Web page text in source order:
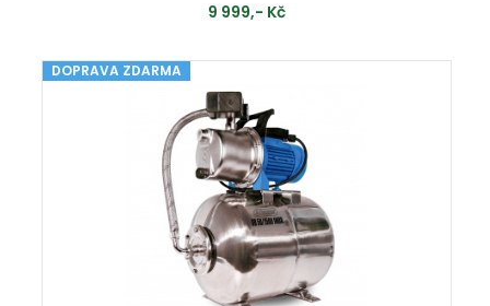
9 999,- Kč
DOPRAVA ZDARMA